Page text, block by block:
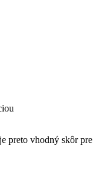
preto vhodný skôr pre